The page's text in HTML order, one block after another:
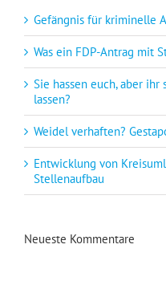
Gefängnis für kriminelle
Was ein FDP-Antrag mit
Sie hassen euch, aber
lassen?
Weidel verhaften?
Entwicklung von
Stellenaufbau
Neueste Kommentare